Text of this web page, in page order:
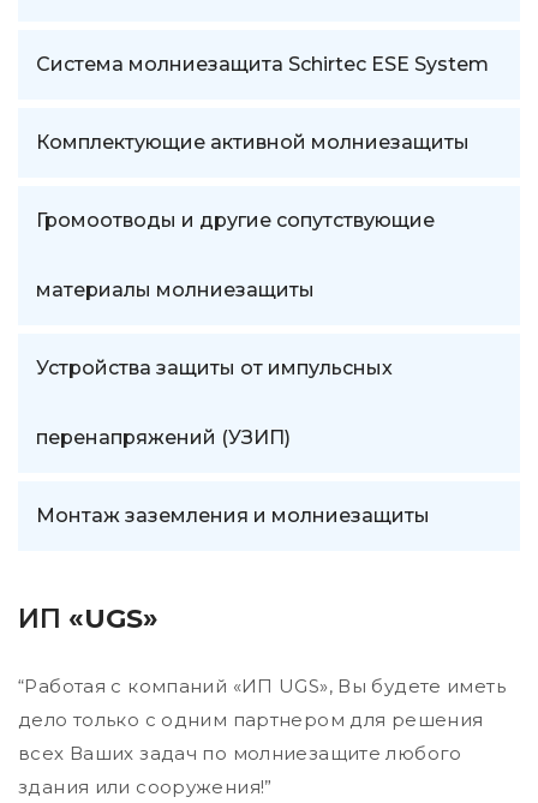
Система молниезащита Schirtec ESE System
Комплектующие активной молниезащиты
Громоотводы и другие сопутствующие
материалы молниезащиты
Устройства защиты от импульсных
перенапряжений (УЗИП)
Монтаж заземления и молниезащиты
ИП «UGS»
“Работая с компаний «ИП UGS», Вы будете иметь
дело только с одним партнером для решения
всех Ваших задач по молниезащите любого
здания или сооружения!”